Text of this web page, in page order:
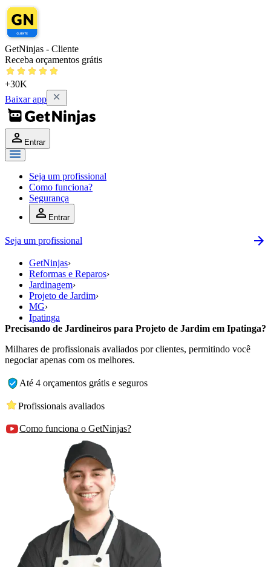
GetNinjas - Cliente
Receba orçamentos grátis
+30K
Baixar app
Entrar
Seja um profissional
Como funciona?
Segurança
Entrar
Seja um profissional
GetNinjas›
Reformas e Reparos›
Jardinagem›
Projeto de Jardim›
MG›
Ipatinga
Precisando de Jardineiros para Projeto de Jardim em Ipatinga?
Milhares de profissionais avaliados por clientes, permitindo você
negociar apenas com os melhores.
Até 4 orçamentos grátis e seguros
Profissionais avaliados
Como funciona o GetNinjas?